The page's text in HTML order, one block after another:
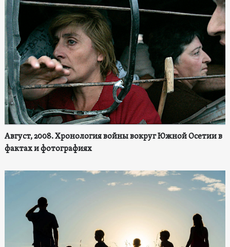
Август, 2008. Хронология войны вокруг Южной Осетии в
фактах и фотографиях